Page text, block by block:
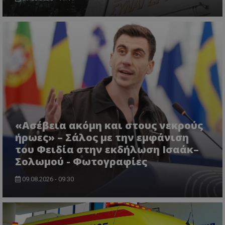
«Ασέβεια ακόμη και στους νεκρούς
ήρωες» – Σάλος με την εμφάνιση
του Φειδία στην εκδήλωση Ισαάκ–
Σολωμού - Φωτογραφίες
09.08.2026 - 09:30
Προμηθευτής
/
Ονοματεπώνυμο
Προμηθευτής
Πεδίο
Λήξη Περιγραφή
Ονοματεπώνυμο
Προμηθευτής
/Πεδίο
Λήξη Περιγραφή